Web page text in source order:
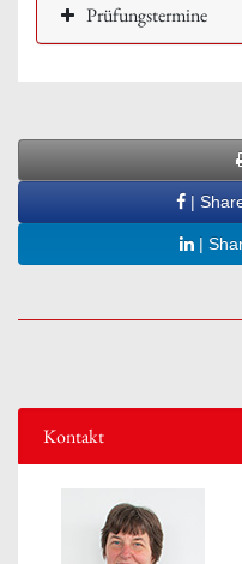
Prüfungstermine
|
|
Kontakt